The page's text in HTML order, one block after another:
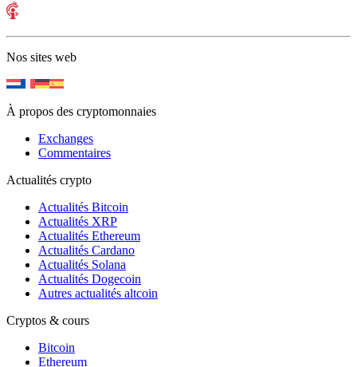
Nos sites web
À propos des cryptomonnaies
Exchanges
Commentaires
Actualités crypto
Actualités Bitcoin
Actualités XRP
Actualités Ethereum
Actualités Cardano
Actualités Solana
Actualités Dogecoin
Autres actualités altcoin
Cryptos & cours
Bitcoin
Ethereum